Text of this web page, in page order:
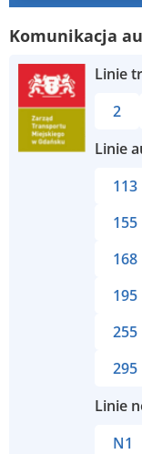
Komunikacja
Linie
2
Linie
113
155
168
195
255
295
Linie
N1